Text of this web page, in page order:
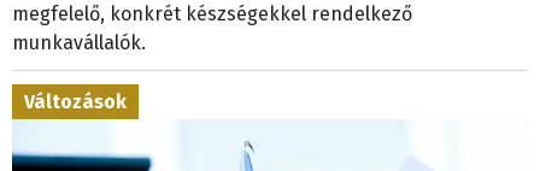
megfelelő, konkrét készségekkel rendelkező
munkavállalók.
Változások